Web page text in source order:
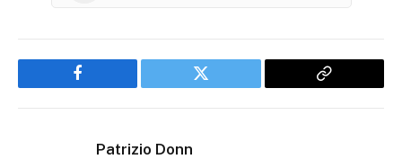
Facebook Twitter
Copy
Patrizio Donn